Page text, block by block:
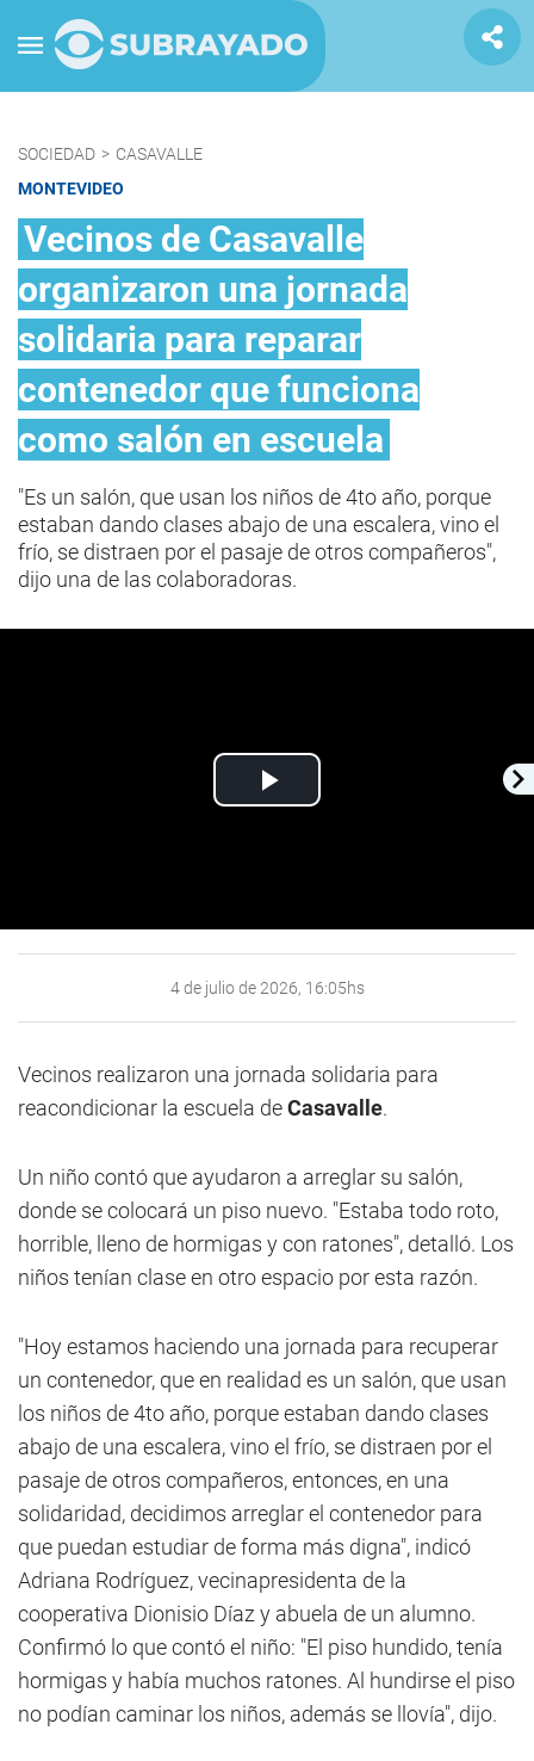
SOCIEDAD > CASAVALLE
MONTEVIDEO
Vecinos de Casavalle
organizaron una jornada
solidaria para reparar
contenedor que funciona
como salón en escuela
"Es un salón, que usan los niños de 4to año, porque
estaban dando clases abajo de una escalera, vino el
frío, se distraen por el pasaje de otros compañeros",
dijo una de las colaboradoras.
Play
4 de julio de 2026, 16:05hs
Vecinos realizaron una jornada solidaria para
reacondicionar la escuela deCasavalle.
Un niño contó que ayudaron a arreglar su salón,
donde se colocará un piso nuevo. "Estaba todo roto,
horrible, lleno de hormigas y con ratones", detalló. Los
niños tenían clase en otro espacio por esta razón.
"Hoy estamos haciendo una jornada para recuperar
un contenedor, que en realidad es un salón, que usan
los niños de 4to año, porque estaban dando clases
abajo de una escalera, vino el frío, se distraen por el
pasaje de otros compañeros, entonces, en una
solidaridad, decidimos arreglar el contenedor para
que puedan estudiar de forma más digna", indicó
Adriana Rodríguez, vecinapresidenta de la
cooperativa Dionisio Díaz y abuela de un alumno.
Confirmó lo que contó el niño: "El piso hundido, tenía
hormigas y había muchos ratones. Al hundirse el piso
no podían caminar los niños, además se llovía", dijo.